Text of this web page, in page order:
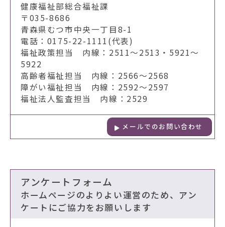
健康福祉部総合福祉課
〒035-8686
青森県むつ市中央一丁目8-1
電話：0175-22-1111(代表)
福祉政策担当 内線：2511～2513・5921～
5922
高齢者福祉担当 内線：2566～2568
障がい福祉担当 内線：2592～2597
福祉法人監査担当 内線：2529
メールでのお問い合わせ
アンケートフォーム
ホームページのよりよい運営のため、アン
ケートにご協力をお願いします